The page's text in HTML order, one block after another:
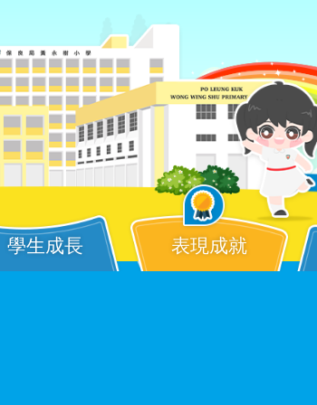
學生成長 表現成就